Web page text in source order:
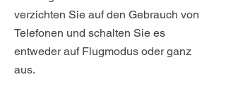
verzichten Sie auf den Gebrauch von
Telefonen und schalten Sie es
entweder auf Flugmodus oder ganz
aus.